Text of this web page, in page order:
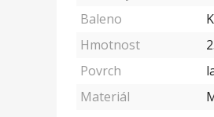
Baleno
Hmotnost
Povrch
Materiál